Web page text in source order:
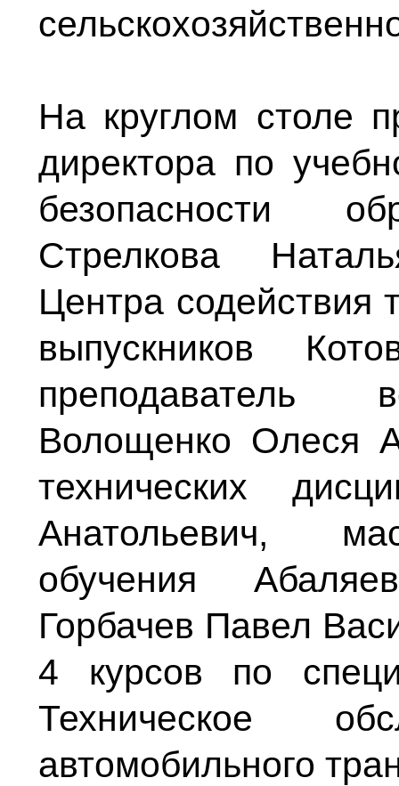
На круглом столе
директора по
безопасности
Стрелкова
Центра содействия
выпускников
преподаватель
Волощенко Олеся
технических
Анатольевич,
обучения
Горбачев Павел
4 курсов по
Техническое
автомобильного